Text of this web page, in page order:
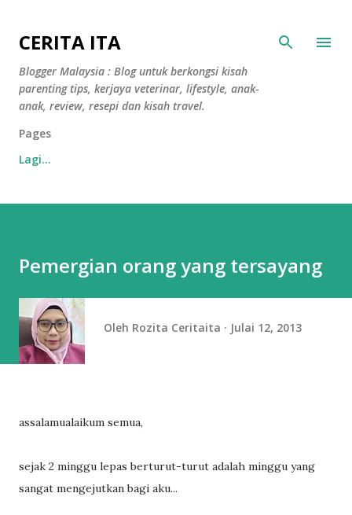
CERITA ITA
Blogger Malaysia : Blog untuk berkongsi kisah
parenting tips, kerjaya veterinar, lifestyle, anak-
anak, review, resepi dan kisah travel.
Pages
Lagi…
Pemergian orang yang tersayang
Oleh Rozita Ceritaita Julai 12, 2013
assalamualaikum semua,
sejak 2 minggu lepas berturut-turut adalah minggu yang
sangat mengejutkan bagi aku...